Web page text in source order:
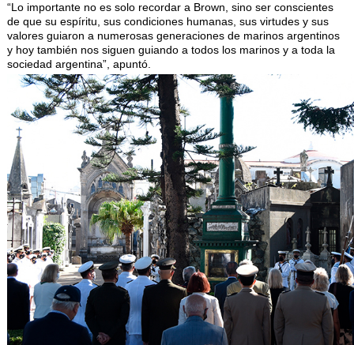
“Lo importante no es solo recordar a Brown, sino ser conscientes
de que su espíritu, sus condiciones humanas, sus virtudes y sus
valores guiaron a numerosas generaciones de marinos argentinos
y hoy también nos siguen guiando a todos los marinos y a toda la
sociedad argentina”, apuntó.